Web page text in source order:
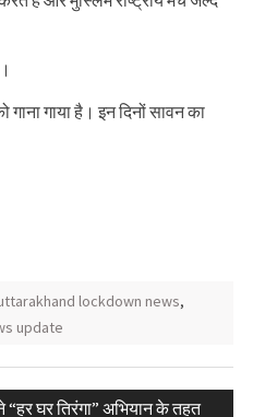
गाया है। इन दिनों सावन का
lockdown news,
update
घर तिरंगा” अभियान के तहत